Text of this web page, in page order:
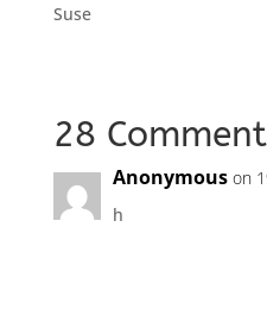
Suse
28
Anonymous on
h